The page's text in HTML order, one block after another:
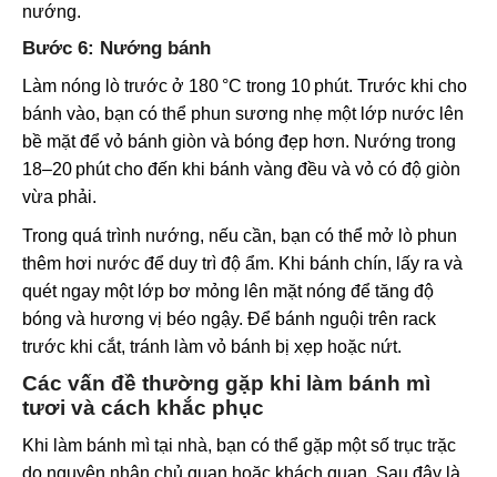
nướng.
Bước 6: Nướng bánh
Làm nóng lò trước ở 180 °C trong 10 phút. Trước khi cho
bánh vào, bạn có thể phun sương nhẹ một lớp nước lên
bề mặt để vỏ bánh giòn và bóng đẹp hơn. Nướng trong
18–20 phút cho đến khi bánh vàng đều và vỏ có độ giòn
vừa phải.
Trong quá trình nướng, nếu cần, bạn có thể mở lò phun
thêm hơi nước để duy trì độ ẩm. Khi bánh chín, lấy ra và
quét ngay một lớp bơ mỏng lên mặt nóng để tăng độ
bóng và hương vị béo ngậy. Để bánh nguội trên rack
trước khi cắt, tránh làm vỏ bánh bị xẹp hoặc nứt.
Các vấn đề thường gặp khi làm bánh mì
tươi và cách khắc phục
Khi làm bánh mì tại nhà, bạn có thể gặp một số trục trặc
do nguyên nhân chủ quan hoặc khách quan. Sau đây là